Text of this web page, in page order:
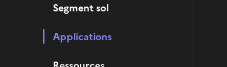
Segment sol
Applications